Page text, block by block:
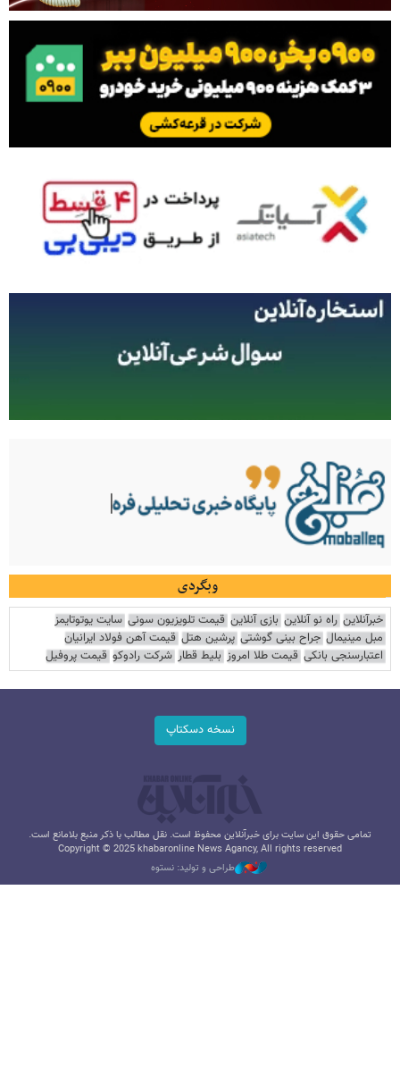
وبگردی
خبرآنلاین راه نو آنلاین بازی آنلاین قیمت تلویزیون سونی سایت یوتوتایمز
مبل مینیمال جراح بینی گوشتی پرشین هتل قیمت آهن فولاد ایرانیان
اعتبارسنجی بانکی قیمت طلا امروز بلیط قطار شرکت رادوکو قیمت پروفیل
نسخه دسکتاپ
تمامی حقوق این سایت برای خبرآنلاین محفوظ است. نقل مطالب با ذکر منبع بلامانع است.
Copyright © 2025 khabaronline News Agancy, All rights reserved
طراحی و تولید: نستوه